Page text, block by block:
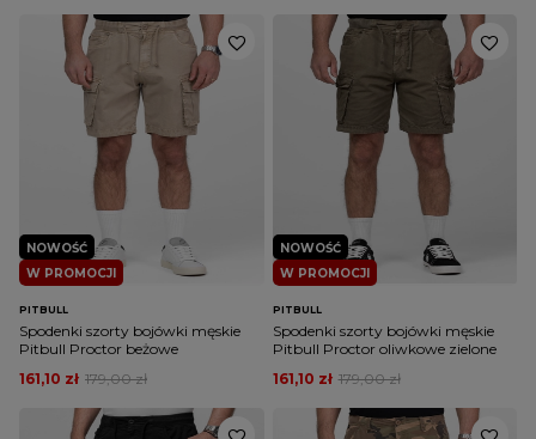
W PROMOCJI
NOWOŚĆ
PITBULL
Spodenki szorty bojówki męskie
Pitbull Proctor beżowe
179,00 zł
161,10 zł
W PROMOCJI
NOWOŚĆ
PITBULL
Spodenki szorty bojówki męskie
Pitbull Proctor oliwkowe zielone
179,00 zł
161,10 zł